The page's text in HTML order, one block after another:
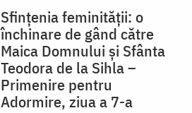
Sfințenia feminității: o
închinare de gând către
Maica Domnului și Sfânta
Teodora de la Sihla –
Primenire pentru
Adormire, ziua a 7-a